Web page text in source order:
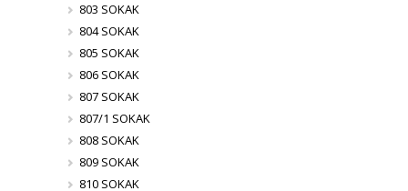
803 SOKAK
804 SOKAK
805 SOKAK
806 SOKAK
807 SOKAK
807/1 SOKAK
808 SOKAK
809 SOKAK
810 SOKAK